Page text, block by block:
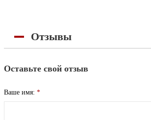
Отзывы
Оставьте свой отзыв
Ваше имя: *